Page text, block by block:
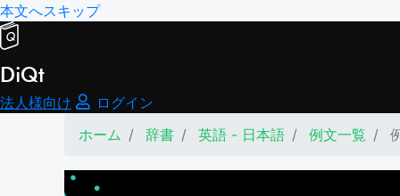
本文へスキップ
DiQt
法人様向け
ログイン
ホーム
辞書 英語 - 日本語 例文一覧